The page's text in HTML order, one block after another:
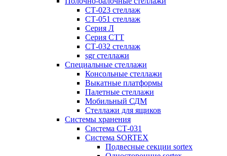
СТ-023 стеллаж
СТ-051 стеллаж
Серия Л
Серия СТТ
СТ-032 стеллаж
sgr стеллажи
Специальные стеллажи
Консольные стеллажи
Выкатные платформы
Палетные стеллажи
Мобильный СДМ
Стеллажи для ящиков
Системы хранения
Система СТ-031
Система SORTEX
Подвесные секции sortex